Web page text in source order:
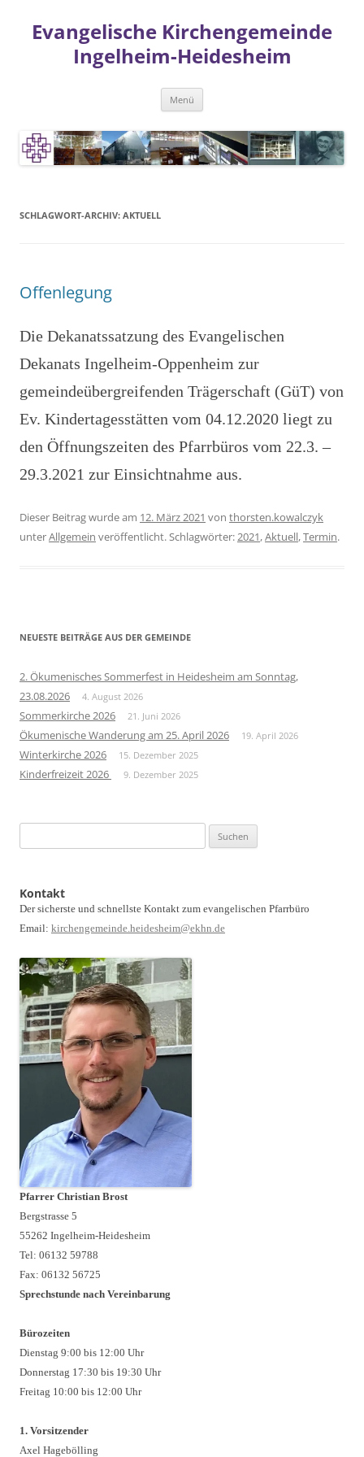
springen
Evangelische Kirchengemeinde
Ingelheim-Heidesheim
Menü
SCHLAGWORT-ARCHIV: AKTUELL
Offenlegung
Die Dekanatssatzung des Evangelischen
Dekanats Ingelheim-Oppenheim zur
gemeindeübergreifenden Trägerschaft (GüT) von
Ev. Kindertagesstätten vom 04.12.2020 liegt zu
den Öffnungszeiten des Pfarrbüros vom 22.3. –
29.3.2021 zur Einsichtnahme aus.
Dieser Beitrag wurde am 12. März 2021 von thorsten.kowalczyk
unterAllgemein veröffentlicht. Schlagwörter:2021,Aktuell,Termin.
NEUESTE BEITRÄGE AUS DER GEMEINDE
2. Ökumenisches Sommerfest in Heidesheim am Sonntag,
23.08.2026
4. August 2026
Sommerkirche 2026 21. Juni 2026
Ökumenische Wanderung am 25. April 2026 19. April 2026
Winterkirche 2026 15. Dezember 2025
Kinderfreizeit 2026 9. Dezember 2025
nach:
Kontakt
Der sicherste und schnellste Kontakt zum evangelischen Pfarrbüro
Email: kirchengemeinde.heidesheim@ekhn.de
Pfarrer Christian Brost
Bergstrasse 5
55262 Ingelheim-Heidesheim
Tel: 06132 59788
Fax: 06132 56725
Sprechstunde nach Vereinbarung
Bürozeiten
Dienstag 9:00 bis 12:00 Uhr
Donnerstag 17:30 bis 19:30 Uhr
Freitag 10:00 bis 12:00 Uhr
1. Vorsitzender
Axel Hagebölling